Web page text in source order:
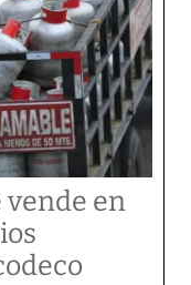
vende en